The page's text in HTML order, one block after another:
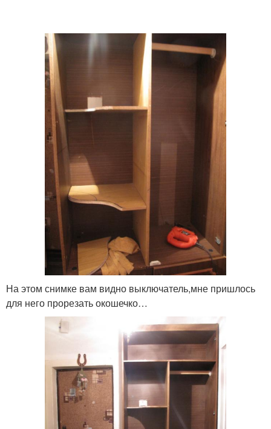
На этом снимке вам видно выключатель,мне пришлось
для него прорезать окошечко…